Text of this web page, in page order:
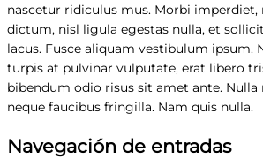
nascetur ridiculus mus. Morbi imperdiet,
dictum, nisl ligula egestas nulla, et
lacus. Fusce aliquam vestibulum ipsum.
turpis at pulvinar vulputate, erat libero
bibendum odio risus sit amet ante. Nulla
neque faucibus fringilla. Nam quis nulla.
Navegación de entradas